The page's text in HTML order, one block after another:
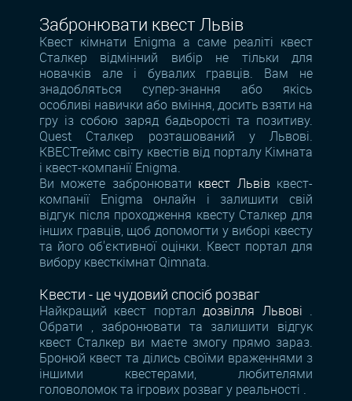
Забронювати квест Львів
Квест кімнати Enigma а саме реаліті квест
Сталкер відмінний вибір не тільки для
новачків але і бувалих гравців. Вам не
знадобляться супер-знання або якісь
особливі навички або вміння, досить взяти на
гру із собою заряд бадьорості та позитиву.
Quest Сталкер розташований у Львові.
КВЕСТгеймс світу квестів від порталу Кімната
і квест-компанії Enigma.
Ви можете забронювати квест Львів квест-
компанії Enigma онлайн і залишити свій
відгук після проходження квесту Сталкер для
інших гравців, щоб допомогти у виборі квесту
та його об'єктивної оцінки. Квест портал для
вибору квесткімнат Qimnata.
Квести - це чудовий спосіб розваг
Найкращий квест порталдозвілля Львові .
Обрати , забронювати та залишити відгук
квест Сталкер ви маєте змогу прямо зараз.
Бронюй квест та ділись своїми враженнями з
іншими квестерами, любителями
головоломок та ігрових розваг у реальності .